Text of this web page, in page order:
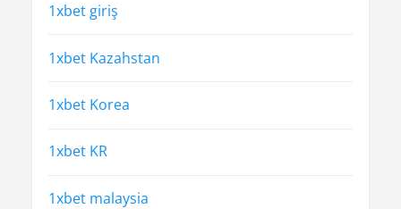
1xbet giriş
1xbet Kazahstan
1xbet Korea
1xbet KR
1xbet malaysia